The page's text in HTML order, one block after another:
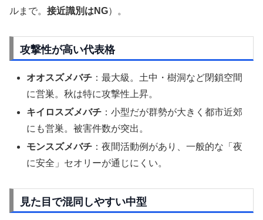
ルまで。 接近識別はNG）。
攻撃性が高い代表格
オオスズメバチ ：最大級。土中・樹洞など閉鎖空間
に営巣。秋は特に攻撃性上昇。
キイロスズメバチ ：小型だが群勢が大きく都市近郊
にも営巣。被害件数が突出。
モンスズメバチ ：夜間活動例があり、一般的な「夜
に安全」セオリーが通じにくい。
見た目で混同しやすい中型